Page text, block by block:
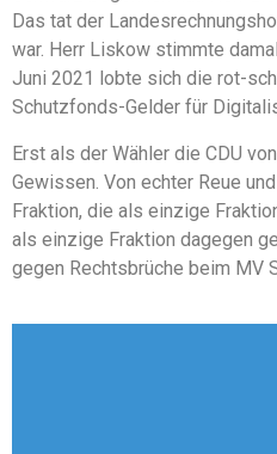
Das tat der
war. Herr Liskow stimmte
Juni 2021 lobte sich die rot-
Schutzfonds-Gelder für
Erst als der Wähler die CDU
Gewissen. Von echter Reue
Fraktion, die als einzige
als einzige Fraktion dagegen
gegen Rechtsbrüche beim MV